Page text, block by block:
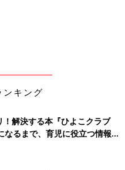
キング
解決する本『ひよこクラブ
るまで、育児に役立つ情報が